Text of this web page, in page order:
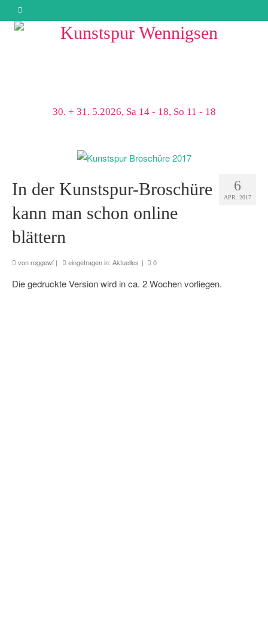
30. + 31. 5.2026, Sa 14 - 18, So 11 - 18
6
APR. 2017
In der Kunstspur-Broschüre
kann man schon online
blättern
vonroggewf | eingetragen in: Aktuelles | 0
Die gedruckte Version wird in ca. 2 Wochen vorliegen.